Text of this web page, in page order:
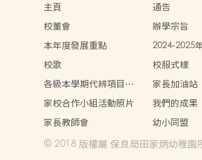
主頁 通告
校董會
辦學宗旨
本年度發展重點
2024-2025
校歌
校服式樣
各級本學期代辨項目參
考
家長加油站
家校合作小組活動照片
我們的成果
家長教師會 幼小同盟
© 2018 版權屬 保良局田家炳幼稚園